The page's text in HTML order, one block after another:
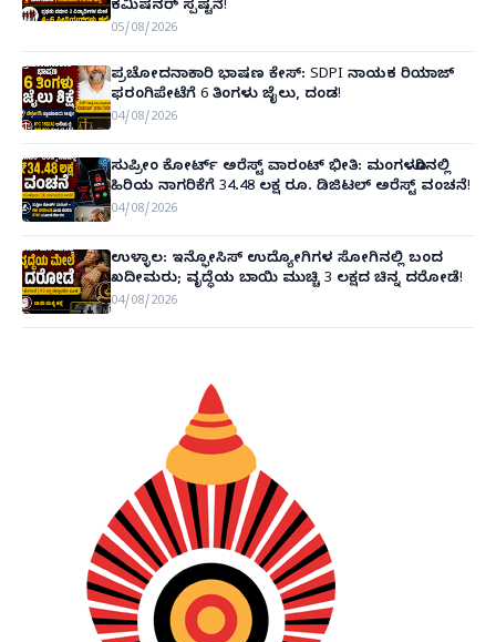
ಕಮಿಷನರ್ ಸ್ಪಷ್ಟನೆ!
05/08/2026
ಪ್ರಚೋದನಾಕಾರಿ ಭಾಷಣ ಕೇಸ್: SDPI ನಾಯಕ ರಿಯಾಜ್
ಫರಂಗಿಪೇಟೆಗೆ 6 ತಿಂಗಳು ಜೈಲು, ದಂಡ!
04/08/2026
ಸುಪ್ರೀಂ ಕೋರ್ಟ್ ಅರೆಸ್ಟ್ ವಾರಂಟ್ ಭೀತಿ: ಮಂಗಳೂರಿನಲ್ಲಿ
ಹಿರಿಯ ನಾಗರಿಕೆಗೆ 34.48 ಲಕ್ಷ ರೂ. ಡಿಜಿಟಲ್ ಅರೆಸ್ಟ್ ವಂಚನೆ!
04/08/2026
ಉಳ್ಳಾಲ: ಇನ್ಫೋಸಿಸ್ ಉದ್ಯೋಗಿಗಳ ಸೋಗಿನಲ್ಲಿ ಬಂದ
ಖದೀಮರು; ವೃದ್ಧೆಯ ಬಾಯಿ ಮುಚ್ಚಿ 3 ಲಕ್ಷದ ಚಿನ್ನ ದರೋಡೆ!
04/08/2026